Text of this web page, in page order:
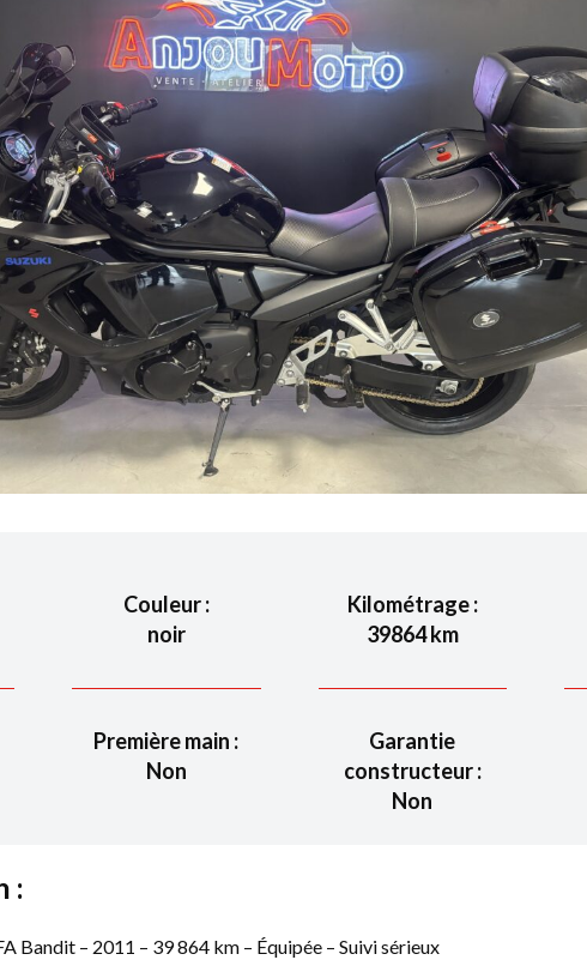
Couleur :
noir
Kilométrage :
39864km
Première main :
Non
Garantie
constructeur :
Non
:
Bandit – 2011 – 39 864 km – Équipée – Suivi sérieux